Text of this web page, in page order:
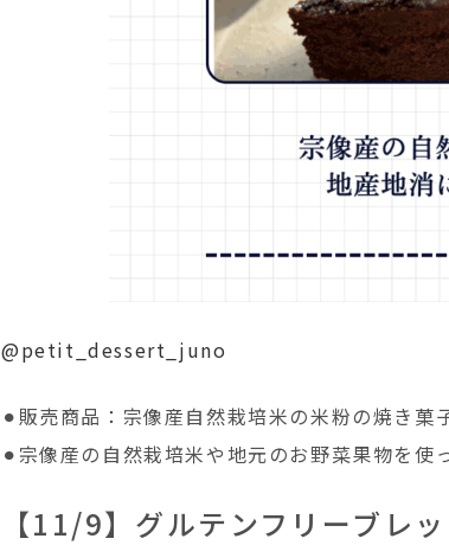
@petit_dessert_juno
⚫︎販売商品：宗像産自然栽培米の米粉の焼き菓
⚫︎宗像産の自然栽培米や地元のお野菜果物を
【11/9】グルテンフリーブレ